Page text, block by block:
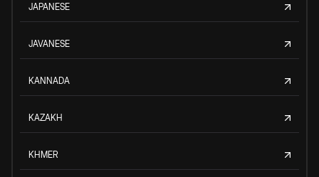
JAPANESE
JAVANESE
KANNADA
KAZAKH
KHMER